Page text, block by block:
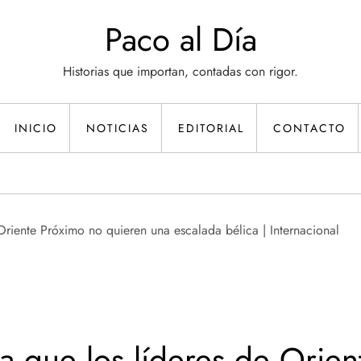
Paco al Día
Historias que importan, contadas con rigor.
INICIO NOTICIAS EDITORIAL CONTACTO